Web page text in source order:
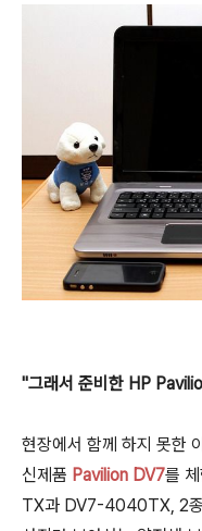
"그래서 준비한 HP
현장에서 함께 하지 못한
신제품 Pavilion DV7를
TX과 DV7-4040TX, 2종